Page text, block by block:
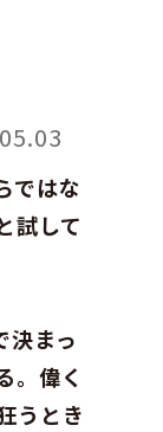
ではな
試して
決まっ
。偉く
うとき